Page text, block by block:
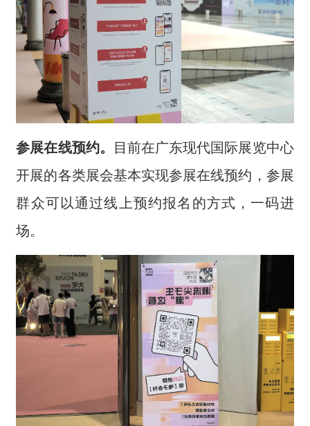
参展在线预约。
目前在广东现代国际展览中心
开展的各类展会基本实现参展在线预约，参展
群众可以通过线上预约报名的方式，一码进
场。